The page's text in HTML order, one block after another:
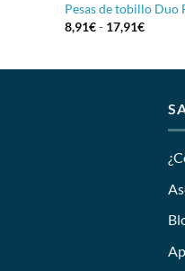
Pesas de tobillo Duo
8,91€- 17,91€